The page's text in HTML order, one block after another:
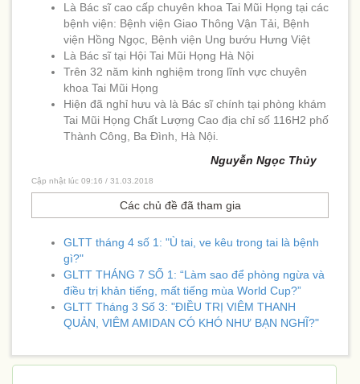
Là Bác sĩ cao cấp chuyên khoa Tai Mũi Họng tại các
bệnh viện: Bệnh viện Giao Thông Vận Tải, Bệnh
viện Hồng Ngọc, Bệnh viện Ung bướu Hưng Việt
Là Bác sĩ tại Hội Tai Mũi Họng Hà Nội
Trên 32 năm kinh nghiệm trong lĩnh vực chuyên
khoa Tai Mũi Họng
Hiện đã nghỉ hưu và là Bác sĩ chính tại phòng khám
Tai Mũi Họng Chất Lượng Cao địa chỉ số 116H2 phố
Thành Công, Ba Đình, Hà Nội.
Nguyễn Ngọc Thủy
Cập nhật lúc 09:16 / 31.03.2018
Các chủ đề đã tham gia
GLTT tháng 4 số 1: "Ù tai, ve kêu trong tai là bệnh
gì?"
GLTT THÁNG 7 SỐ 1: “Làm sao để phòng ngừa và
điều trị khản tiếng, mất tiếng mùa World Cup?”
GLTT Tháng 3 Số 3: "ĐIỀU TRỊ VIÊM THANH
QUẢN, VIÊM AMIDAN CÓ KHÓ NHƯ BẠN NGHĨ?"